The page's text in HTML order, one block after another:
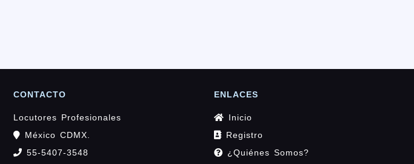
CONTACTO
Locutores Profesionales
México CDMX.
55-5407-3548
ENLACES
Inicio
Registro
¿Quiénes Somos?